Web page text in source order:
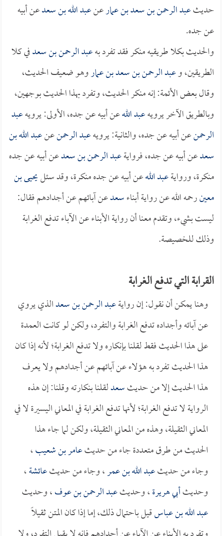
حديثعبد الرحمن بن سعد بن عمارعنعبد الله بن سعدعن أبيه
عن جده.
والحديث بكلا طريقيه منكر فقد تفرد بهعبد الرحمن بن سعدفي كلا
الطريقين، وعبد الرحمن بن سعد بن عماروهو ضعيف الحديث،
وقال بعض الأئمة: إنه منكر الحديث، وتفرد بهذا الحديث بوجهين،
وبالطريق الآخر يرويهعبد اللهعن أبيه عن جده، الأولى: يرويهعبد
الرحمنعن أبيه عن جده، والثانية: يرويهعبد الرحمنعنعبد الله بن
سعدعن أبيه عن جده، فروايةعبد الرحمن بن سعدعن أبيه عن جده
منكرة، وروايةعبد اللهعن أبيه عن جده منكرة، وقد سئليحيى بن
معينرحمه الله عن رواية أبناءسعدعن آبائهم عن أجدادهم فقال:
ليست بشيء، وتقدم معنا أن رواية الأبناء عن الآباء تدفع الغرابة
وذلك للخصيصة.
القرابة التي تدفع الغرابة
وهنا يمكن أن نقول: إن روايةعبد الرحمن بن سعدالذي يروي
عن آبائه وأجداده تدفع الغرابة والتفرد، ولكن لو كانت العمدة
على هذا الحديث فقط لقلنا بإنكاره ولا تدفع الغرابة؛ لأنه إذا كان
هذا الحديث تفرد به هؤلاء عن آبائهم عن أجدادهم ولا يعرف
هذا الحديث إلا من حديثسعدلقلنا بنكارته وقلنا: إن هذه
الرواية لا تدفع الغرابة؛ لأنها تدفع الغرابة في المعاني اليسيرة لا في
المعاني الثقيلة، وهذه من المعاني الثقيلة، ولكن لما جاء هذا
الحديث من طرق متعددة جاء من حديثعامر بن شعيب،
وجاء من حديثعبد الله بن عمر، وجاء من حديثعائشة،
وحديثأبي هريرة، وحديثعبد الرحمن بن عوف، وحديث
عبد الله بن عباسقيل باحتمال ذلك، إما إذا كان المتن ثقيلاً